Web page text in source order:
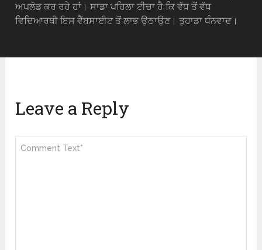
ਅਪਲੋਡ ਕਰ ਰਹੇ ਹਾਂ। ਸਾਡਾ ਪਹਿਲਾ ਟੀਚਾ ਹੈ ਕਿ ਵੱਧ ਤੋਂ ਵੱਧ
ਵਿਦਿਆਰਥੀ ਇਸ ਵੈੱਬਸਾਈਟ ਤੋਂ ਲਾਭ ਉਠਾਉਣ। ਤੁਹਾਡਾ ਧੰਨਵਾਦ।
Leave a Reply